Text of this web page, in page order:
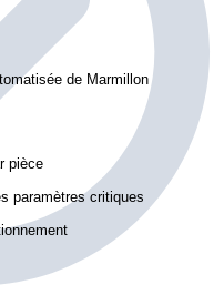
de Marmillon
pièce
paramètres critiques